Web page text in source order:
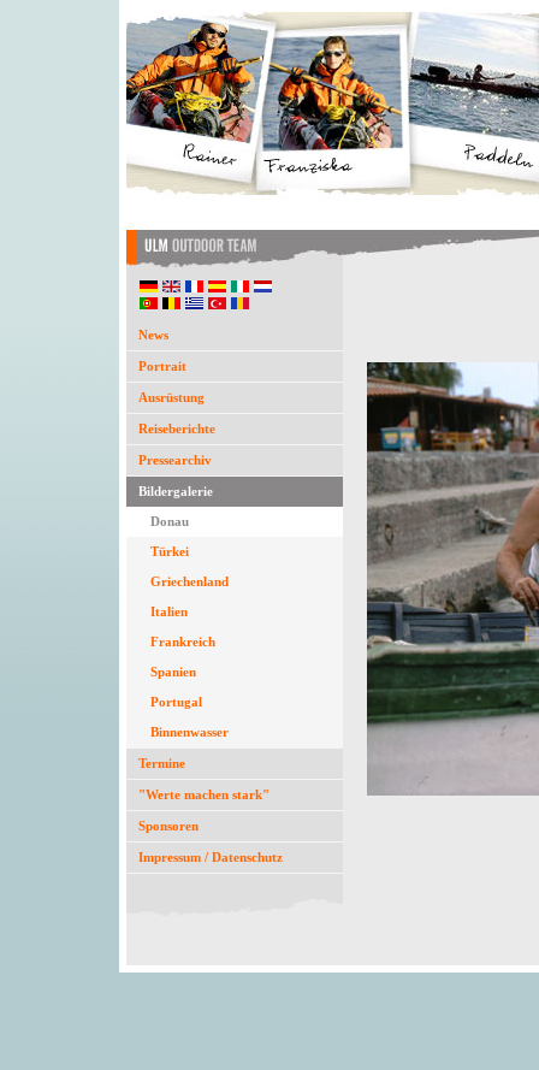
News
Portrait
Ausrüstung
Reiseberichte
Pressearchiv
Bildergalerie
Donau
Türkei
Griechenland
Italien
Frankreich
Spanien
Portugal
Binnenwasser
Termine
"Werte machen stark"
Sponsoren
Impressum / Datenschutz